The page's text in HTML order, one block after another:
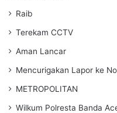
Raib
Terekam CCTV
Aman Lancar
Mencurigakan Lapor ke
METROPOLITAN
Wilkum Polresta Banda